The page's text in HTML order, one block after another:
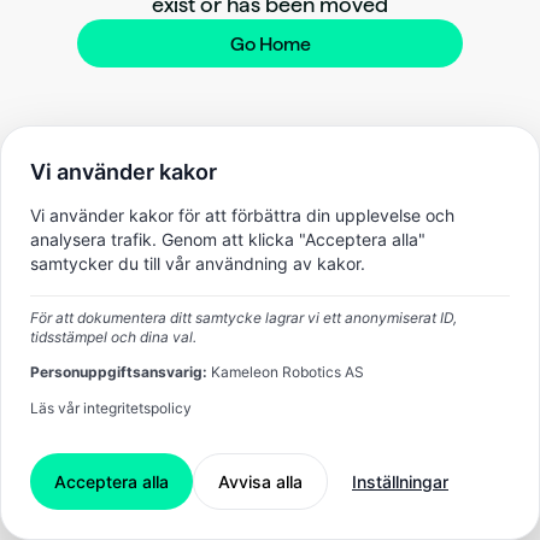
Go Home
Vi använder kakor
Vi använder kakor för att förbättra din upplevelse och
analysera trafik. Genom att klicka "Acceptera alla"
samtycker du till vår användning av kakor.
För att dokumentera ditt samtycke lagrar vi ett anonymiserat ID,
tidsstämpel och dina val.
Personuppgiftsansvarig: Kameleon Robotics AS
Läs vår integritetspolicy
Acceptera alla Avvisa alla Inställningar